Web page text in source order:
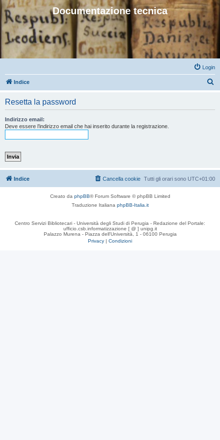
Documentazione tecnica
Login
Indice
Resetta la password
Indirizzo email:
Deve essere l’indirizzo email che hai inserito durante la registrazione.
Indice Tutti gli orari sono UTC+01:00
Cancella cookie
Creato da phpBB® Forum Software © phpBB Limited
Traduzione Italiana phpBB-Italia.it
Centro Servizi Bibliotecari - Università degli Studi di Perugia - Redazione del Portale:
ufficio.csb.informatizzazione [ @ ] unipg.it
Palazzo Murena - Piazza dell'Università, 1 - 06100 Perugia
Privacy | Condizioni